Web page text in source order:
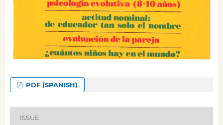
PDF (SPANISH)
ISSUE